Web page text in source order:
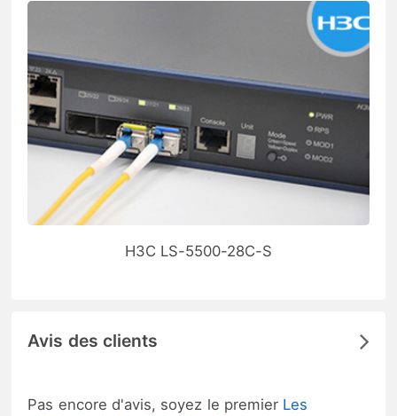
H3C LS-5500-28C-S
Avis des clients
Pas encore d'avis, soyez le premier Les